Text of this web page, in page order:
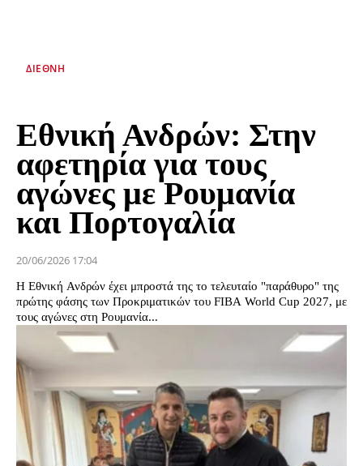
ΔΙΕΘΝΉ
Εθνική Ανδρών: Στην
αφετηρία για τους
αγώνες με Ρουμανία
και Πορτογαλία
20/06/2026 17:04
Η Εθνική Ανδρών έχει μπροστά της το τελευταίο "παράθυρο" της
πρώτης φάσης των Προκριματικών του FIBA World Cup 2027, με
τους αγώνες στη Ρουμανία...